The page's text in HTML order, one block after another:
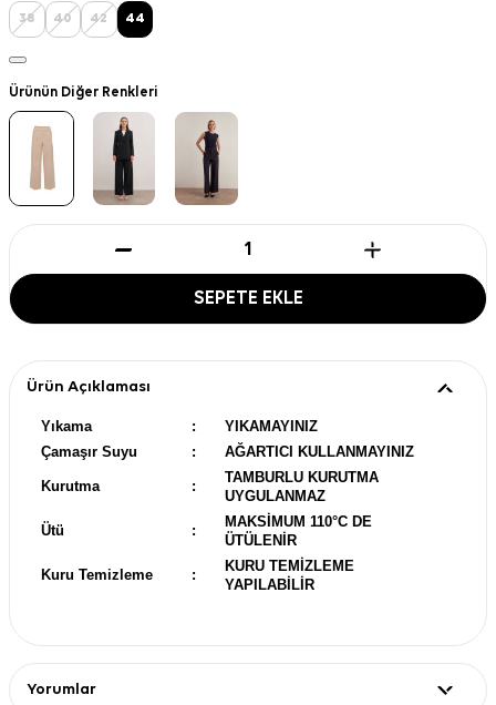
38 40 42 44
Ürünün Diğer Renkleri
SEPETE EKLE
Ürün Açıklaması
Yıkama :
YIKAMAYINIZ
Çamaşır Suyu
: AĞARTICI KULLANMAYINIZ
Kurutma :
TAMBURLU KURUTMA
UYGULANMAZ
Ütü :
MAKSİMUM 110°C DE
ÜTÜLENİR
Kuru Temizleme :
KURU TEMİZLEME
YAPILABİLİR
Yorumlar